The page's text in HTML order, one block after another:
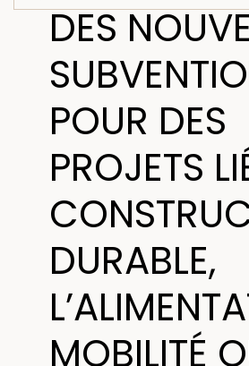
DES
POUR DES
PROJETS
DURABLE,
MOBILITÉ